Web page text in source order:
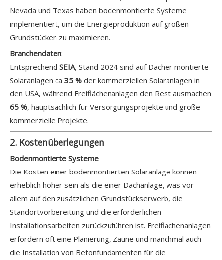
Nevada und Texas haben bodenmontierte Systeme
implementiert, um die Energieproduktion auf großen
Grundstücken zu maximieren.
Branchendaten:
Entsprechend SEIA, Stand 2024 sind auf Dächer montierte
Solaranlagen ca 35 % der kommerziellen Solaranlagen in
den USA, während Freiflächenanlagen den Rest ausmachen
65 %, hauptsächlich für Versorgungsprojekte und große
kommerzielle Projekte.
2. Kostenüberlegungen
Bodenmontierte Systeme
Die Kosten einer bodenmontierten Solaranlage können
erheblich höher sein als die einer Dachanlage, was vor
allem auf den zusätzlichen Grundstückserwerb, die
Standortvorbereitung und die erforderlichen
Installationsarbeiten zurückzuführen ist. Freiflächenanlagen
erfordern oft eine Planierung, Zäune und manchmal auch
die Installation von Betonfundamenten für die